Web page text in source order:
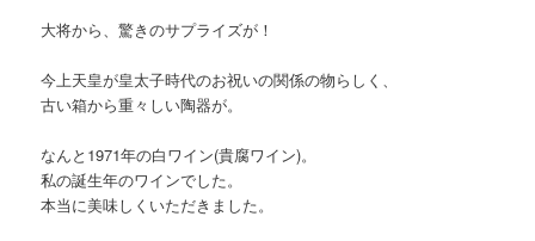
大将から、驚きのサプライズが！
今上天皇が皇太子時代のお祝いの関係の物らしく、
古い箱から重々しい陶器が。
なんと1971年の白ワイン(貴腐ワイン)。
私の誕生年のワインでした。
本当に美味しくいただきました。